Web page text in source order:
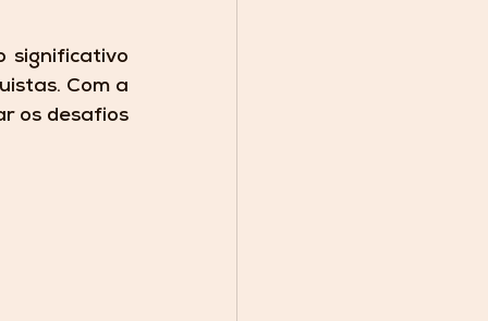
significativo
Com a
os desafios